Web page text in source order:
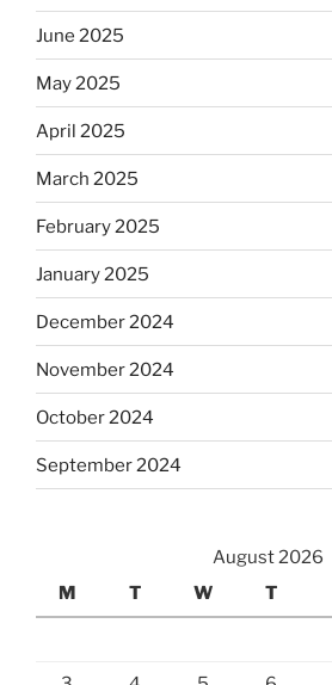
June 2025
May 2025
April 2025
March 2025
February 2025
January 2025
December 2024
November 2024
October 2024
September 2024
August 2026
M
T W T